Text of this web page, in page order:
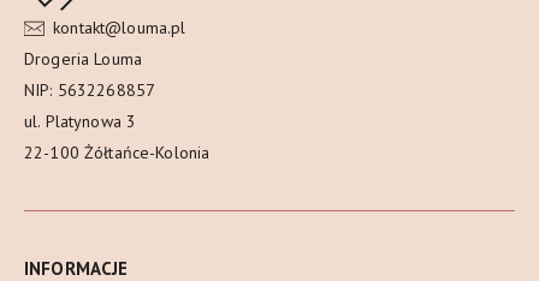
kontakt@louma.pl
Drogeria Louma
NIP: 5632268857
ul. Platynowa 3
22-100 Żółtańce-Kolonia
INFORMACJE